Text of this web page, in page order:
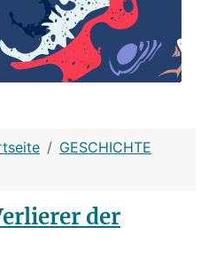
GESCHICHTE
der